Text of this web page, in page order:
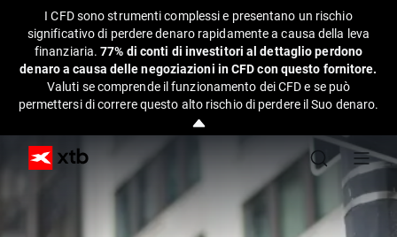
I CFD sono strumenti complessi e presentano un rischio
significativo di perdere denaro rapidamente a causa della leva
finanziaria.77% di conti di investitori al dettaglio perdono
denaro a causa delle negoziazioni in CFD con questo fornitore.
Valuti se comprende il funzionamento dei CFD e se può
permettersi di correre questo alto rischio di perdere il Suo denaro.